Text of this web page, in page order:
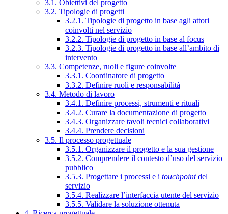
3.1. Obiettivi del progetto
3.2. Tipologie di progetti
3.2.1. Tipologie di progetto in base agli attori
coinvolti nel servizio
3.2.2. Tipologie di progetto in base al focus
3.2.3. Tipologie di progetto in base all’ambito di
intervento
3.3. Competenze, ruoli e figure coinvolte
3.3.1. Coordinatore di progetto
3.3.2. Definire ruoli e responsabilità
3.4. Metodo di lavoro
3.4.1. Definire processi, strumenti e rituali
3.4.2. Curare la documentazione di progetto
3.4.3. Organizzare tavoli tecnici collaborativi
3.4.4. Prendere decisioni
3.5. Il processo progettuale
3.5.1. Organizzare il progetto e la sua gestione
3.5.2. Comprendere il contesto d’uso del servizio
pubblico
3.5.3. Progettare i processi e i touchpointdel
servizio
3.5.4. Realizzare l’interfaccia utente del servizio
3.5.5. Validare la soluzione ottenuta